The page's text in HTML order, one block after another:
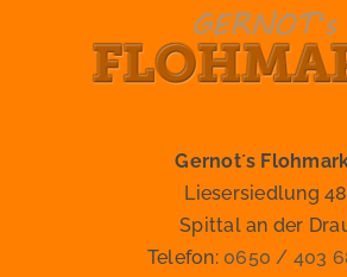
Gernot´s
Liesersiedlung 48
Spittal an der
Telefon: 0650 / 403